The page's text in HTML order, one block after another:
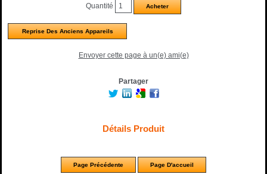
Quantité
Reprise Des Anciens Appareils
Envoyer cette page à un(e) ami(e)
Partager
Détails Produit